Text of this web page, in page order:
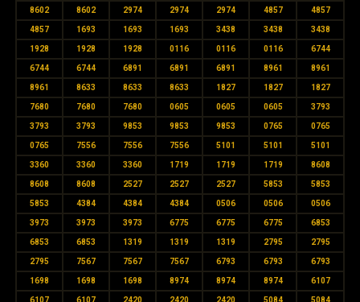
8602 8602 2974 2974 2974 4857 4857
4857 1693 1693 1693 3438 3438 3438
1928 1928 1928 0116 0116 0116 6744
6744 6744 6891 6891 6891 8961 8961
8961 8633 8633 8633 1827 1827 1827
7680 7680 7680 0605 0605 0605 3793
3793 3793 9853 9853 9853 0765 0765
0765 7556 7556 7556 5101 5101 5101
3360 3360 3360 1719 1719 1719 8608
8608 8608 2527 2527 2527 5853 5853
5853 4384 4384 4384 0506 0506 0506
3973 3973 3973 6775 6775 6775 6853
6853 6853 1319 1319 1319 2795 2795
2795 7567 7567 7567 6793 6793 6793
1698 1698 1698 8974 8974 8974 6107
6107 6107 2420 2420 2420 5084 5084